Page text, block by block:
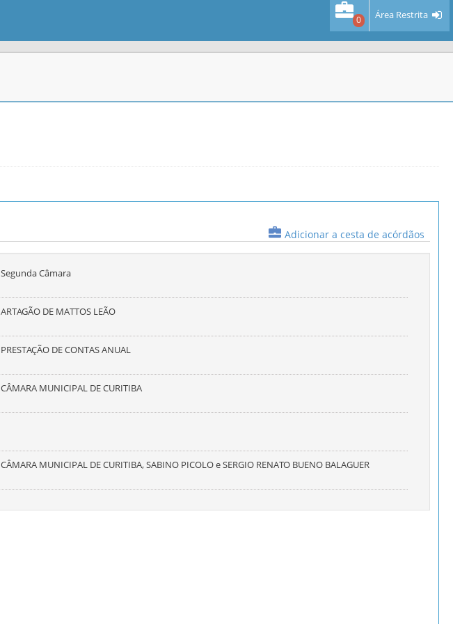
0 Área Restrita
Adicionar a cesta de acórdãos
Segunda Câmara
ARTAGÃO DE MATTOS LEÃO
PRESTAÇÃO DE CONTAS ANUAL
CÂMARA MUNICIPAL DE CURITIBA
CÂMARA MUNICIPAL DE CURITIBA, SABINO PICOLO e SERGIO RENATO BUENO BALAGUER